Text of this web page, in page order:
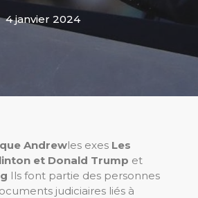
4 janvier 2024
Andrewles exes Les
et Donald Trump et
Ils font partie des personnes
judiciaires liés à